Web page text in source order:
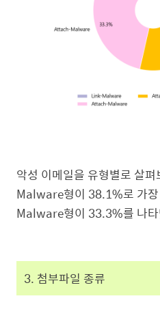
악성 이메일을 유형별로 살
Malware형이 38.1%로 가
Malware형이 33.3%를 나
3. 첨부파일 종류